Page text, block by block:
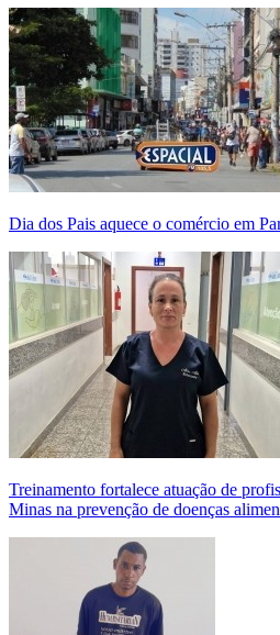
Dia dos Pais aquece o comércio em
Treinamento fortalece atuação de
Minas na prevenção de doenças